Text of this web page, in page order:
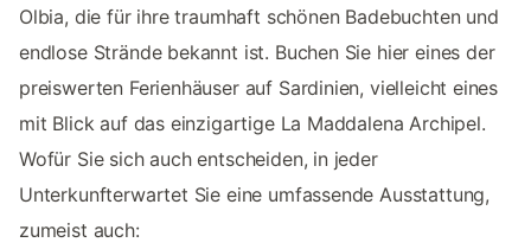
Olbia, die für ihre traumhaft schönen Badebuchten und
endlose Strände bekannt ist. Buchen Sie hier eines der
preiswerten Ferienhäuser auf Sardinien, vielleicht eines
mit Blick auf das einzigartige La Maddalena Archipel.
Wofür Sie sich auch entscheiden, in jeder
Unterkunfterwartet Sie eine umfassende Ausstattung,
zumeist auch: